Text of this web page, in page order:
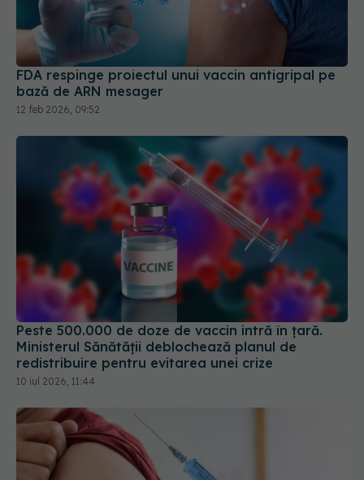
FDA respinge proiectul unui vaccin antigripal pe
bază de ARN mesager
12 feb 2026, 09:52
Peste 500.000 de doze de vaccin intră în țară.
Ministerul Sănătății deblochează planul de
redistribuire pentru evitarea unei crize
10 iul 2026, 11:44